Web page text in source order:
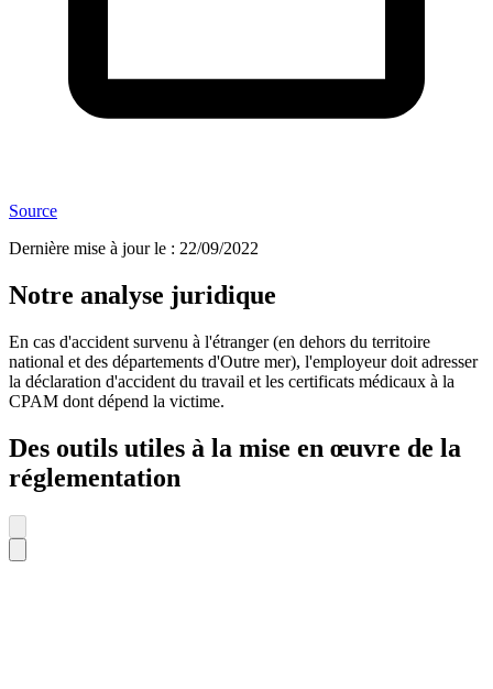
Source
Dernière mise à jour le : 22/09/2022
Notre analyse juridique
En cas d'accident survenu à l'étranger (en dehors du territoire
national et des départements d'Outre mer), l'employeur doit adresser
la déclaration d'accident du travail et les certificats médicaux à la
CPAM dont dépend la victime.
Des outils utiles à la mise en œuvre de la
réglementation